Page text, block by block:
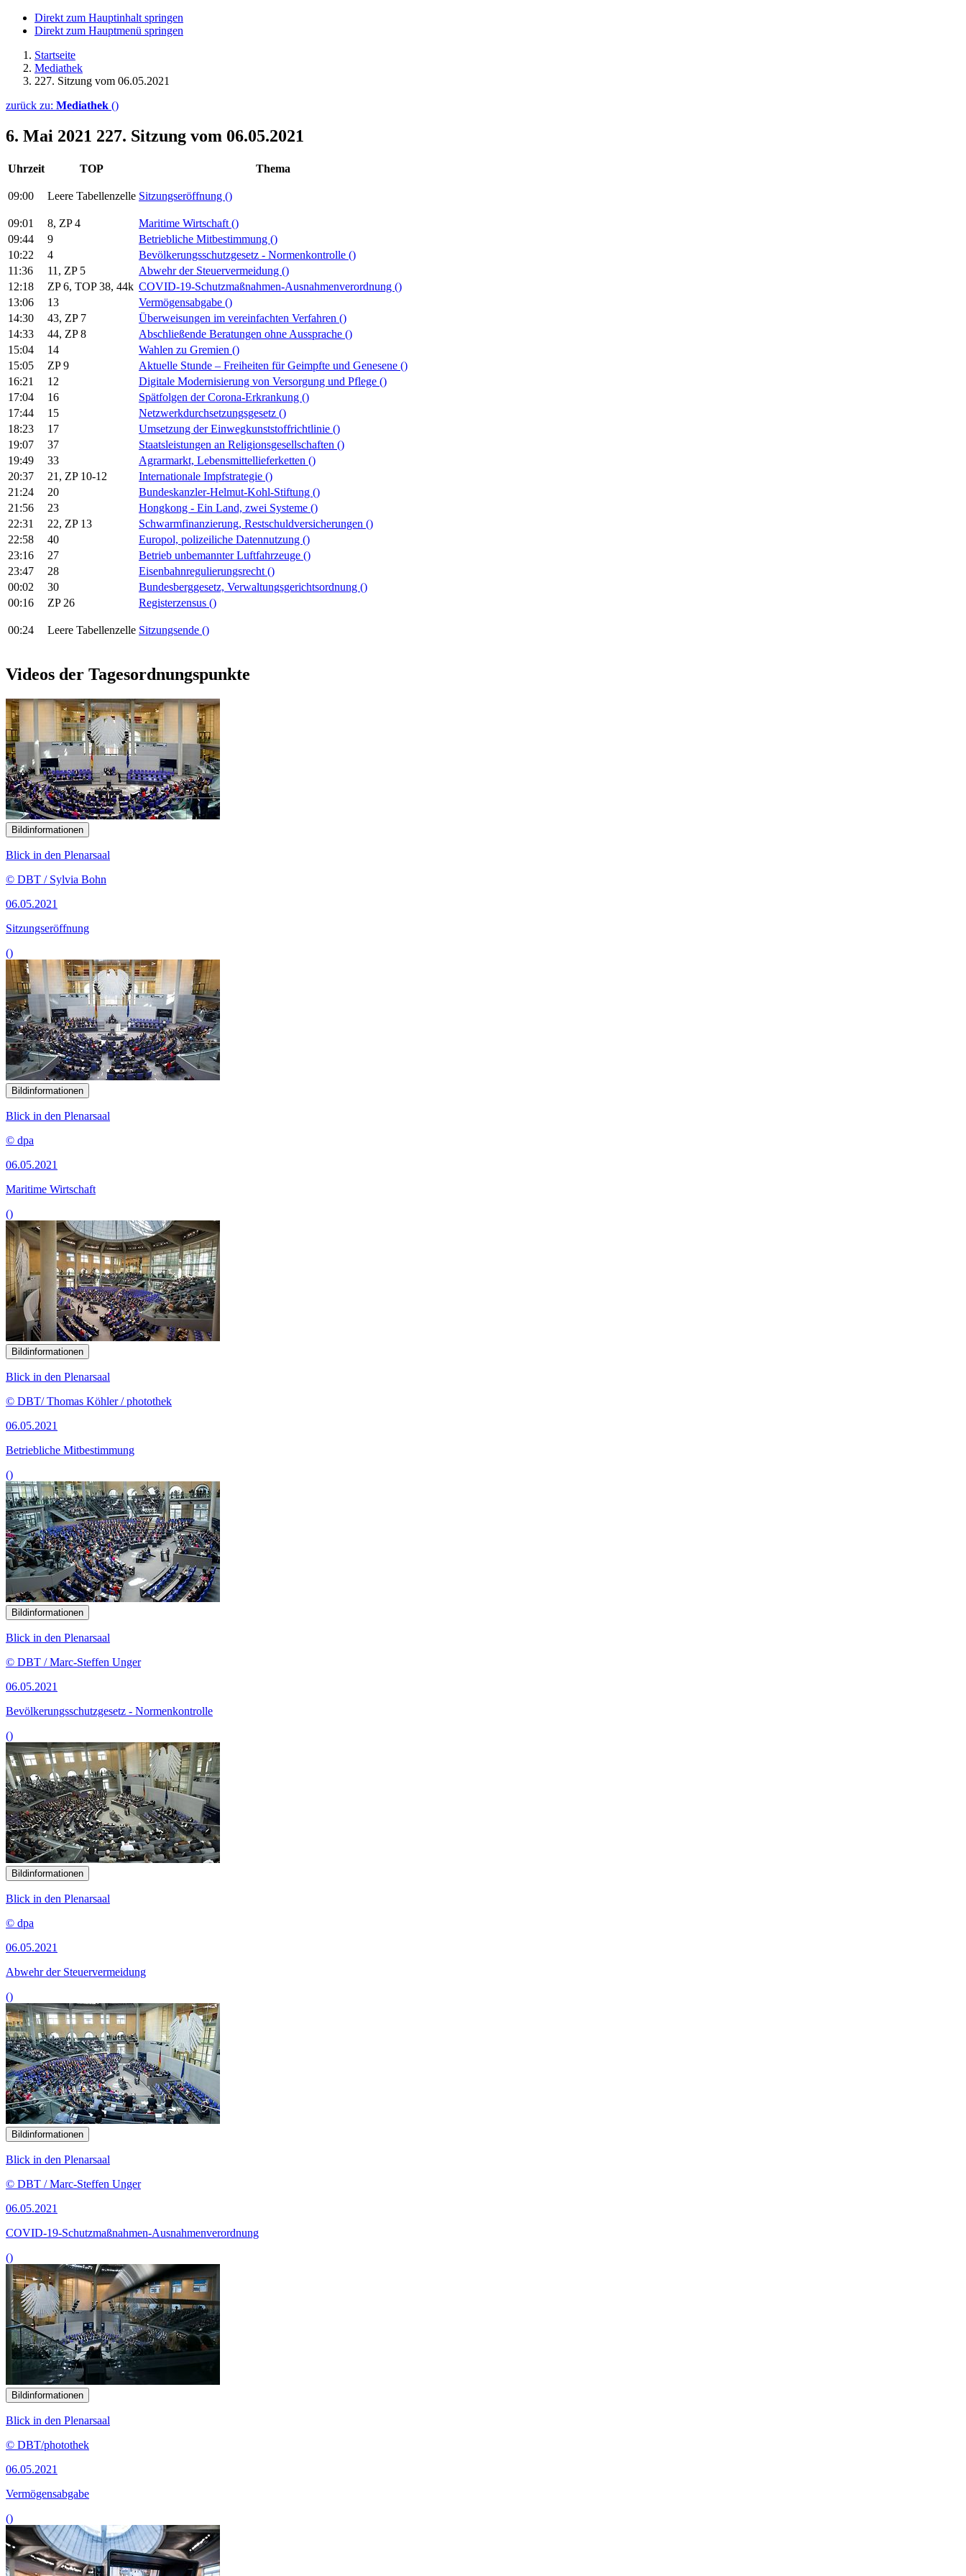
Direkt zum Hauptinhalt springen
Direkt zum Hauptmenü springen
Startseite
Mediathek
227. Sitzung vom 06.05.2021
zurück zu: Mediathek ()
6. Mai 2021 227. Sitzung vom 06.05.2021
Uhrzeit TOP Thema
09:00 Leere Tabellenzelle Sitzungseröffnung ()
09:01 8, ZP 4 Maritime Wirtschaft ()
09:44
9 Betriebliche Mitbestimmung ()
10:22
4 Bevölkerungsschutzgesetz - Normenkontrolle ()
11:36
11, ZP 5 Abwehr der Steuervermeidung ()
12:18
ZP 6, TOP 38, 44k COVID-19-Schutzmaßnahmen-Ausnahmenverordnung ()
13:06
13 Vermögensabgabe ()
14:30
43, ZP 7 Überweisungen im vereinfachten Verfahren ()
14:33
44, ZP 8 Abschließende Beratungen ohne Aussprache ()
15:04
14 Wahlen zu Gremien ()
15:05
ZP 9 Aktuelle Stunde – Freiheiten für Geimpfte und Genesene ()
16:21
12 Digitale Modernisierung von Versorgung und Pflege ()
17:04
16 Spätfolgen der Corona-Erkrankung ()
17:44
15 Netzwerkdurchsetzungsgesetz ()
18:23
17 Umsetzung der Einwegkunststoffrichtlinie ()
19:07
37 Staatsleistungen an Religionsgesellschaften ()
19:49
33 Agrarmarkt, Lebensmittellieferketten ()
20:37
21, ZP 10-12 Internationale Impfstrategie ()
21:24
20 Bundeskanzler-Helmut-Kohl-Stiftung ()
21:56
23 Hongkong - Ein Land, zwei Systeme ()
22:31
22, ZP 13 Schwarmfinanzierung, Restschuldversicherungen ()
22:58
40 Europol, polizeiliche Datennutzung ()
23:16
27 Betrieb unbemannter Luftfahrzeuge ()
23:47
28 Eisenbahnregulierungsrecht ()
00:02
30 Bundesberggesetz, Verwaltungsgerichtsordnung ()
00:16
ZP 26 Registerzensus ()
00:24 Leere Tabellenzelle Sitzungsende ()
Videos der Tagesordnungspunkte
Bildinformationen
Blick in den Plenarsaal
© DBT / Sylvia Bohn
06.05.2021
Sitzungseröffnung
()
Bildinformationen
Blick in den Plenarsaal
© dpa
06.05.2021
Maritime Wirtschaft
()
Bildinformationen
Blick in den Plenarsaal
© DBT/ Thomas Köhler / photothek
06.05.2021
Betriebliche Mitbestimmung
()
Bildinformationen
Blick in den Plenarsaal
© DBT / Marc-Steffen Unger
06.05.2021
Bevölkerungsschutzgesetz - Normenkontrolle
()
Bildinformationen
Blick in den Plenarsaal
© dpa
06.05.2021
Abwehr der Steuervermeidung
()
Bildinformationen
Blick in den Plenarsaal
© DBT / Marc-Steffen Unger
06.05.2021
COVID-19-Schutzmaßnahmen-Ausnahmenverordnung
()
Bildinformationen
Blick in den Plenarsaal
© DBT/photothek
06.05.2021
Vermögensabgabe
()